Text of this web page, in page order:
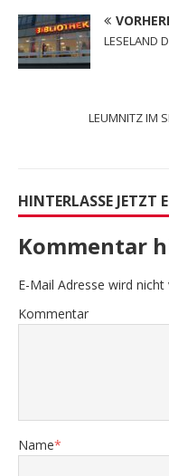
LESELAND
LEUMNITZ IM
HINTERLASSE JETZT
Kommentar
E-Mail Adresse wird
Kommentar
Name*